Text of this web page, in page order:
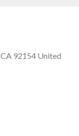
92154 United